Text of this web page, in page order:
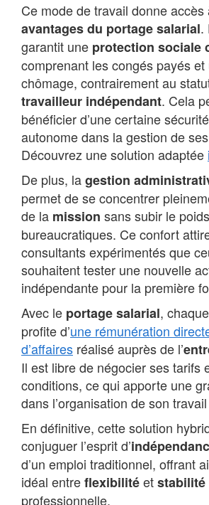
Ce mode de travail donne accès
avantages du portage salarial.
garantit une protection sociale
comprenant les congés payés
chômage, contrairement au
travailleur indépendant. Cela
bénéficier d’une certaine
autonome dans la gestion de
Découvrez une solution adaptée
De plus, lagestion
permet de se concentrer
de la mission sans subir le
bureaucratiques. Ce confort
consultants expérimentés que
souhaitent tester une nouvelle
indépendante pour la première
Avec le portage salarial, chaque
profite d’une rémunération
d’affaires réalisé auprès de l’
Il est libre de négocier ses tarifs
conditions, ce qui apporte une
dans l’organisation de son
En définitive, cette solution
conjuguer l’esprit d’
d’un emploi traditionnel, offrant
idéal entreflexibilitéetstabilité
professionnelle.